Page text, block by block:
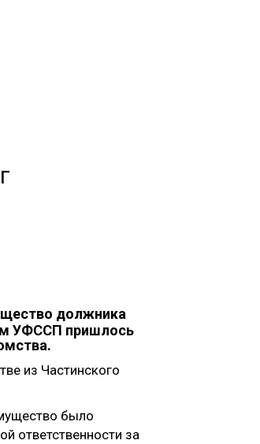
должника
УФССП пришлось
из Частинского
было
ответственности за